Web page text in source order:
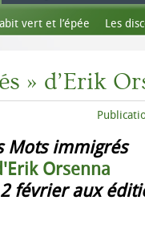
vert et l’épée Les
» d’Erik
Mots immigrés
Orsenna
février aux